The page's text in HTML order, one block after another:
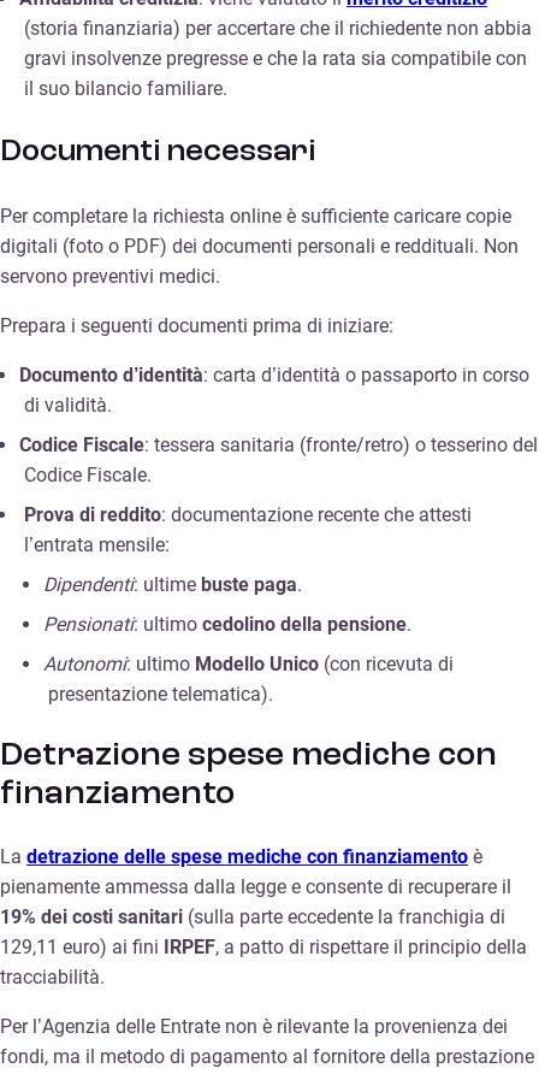
(storia finanziaria) per accertare che il richiedente non abbia
gravi insolvenze pregresse e che la rata sia compatibile con
il suo bilancio familiare.
Documenti necessari
Per completare la richiesta online è sufficiente caricare copie
digitali (foto o PDF) dei documenti personali e reddituali. Non
servono preventivi medici.
Prepara i seguenti documenti prima di iniziare:
Documento d’identità: carta d’identità o passaporto in corso
di validità.
Codice Fiscale: tessera sanitaria (fronte/retro) o tesserino del
Codice Fiscale.
Prova di reddito: documentazione recente che attesti
l’entrata mensile:
Dipendenti: ultime buste paga.
Pensionati: ultimo cedolino della pensione.
Autonomi: ultimo Modello Unico (con ricevuta di
presentazione telematica).
Detrazione spese mediche con
finanziamento
La detrazione delle spese mediche con finanziamento è
pienamente ammessa dalla legge e consente di recuperare il
19% dei costi sanitari (sulla parte eccedente la franchigia di
129,11 euro) ai fini
IRPEF, a patto di rispettare il principio della
tracciabilità.
Per l’Agenzia delle Entrate non è rilevante la provenienza dei
fondi, ma il metodo di pagamento al fornitore della prestazione